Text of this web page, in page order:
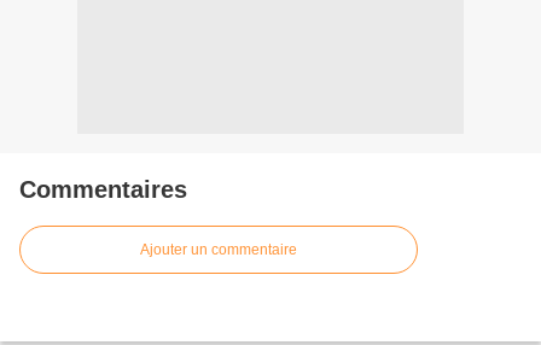
Commentaires
Ajouter un commentaire